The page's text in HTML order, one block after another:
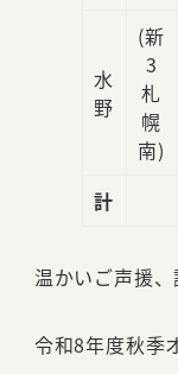
水
野
(新
3
札
幌
南)
計
温かいご声援
令和8年度秋季